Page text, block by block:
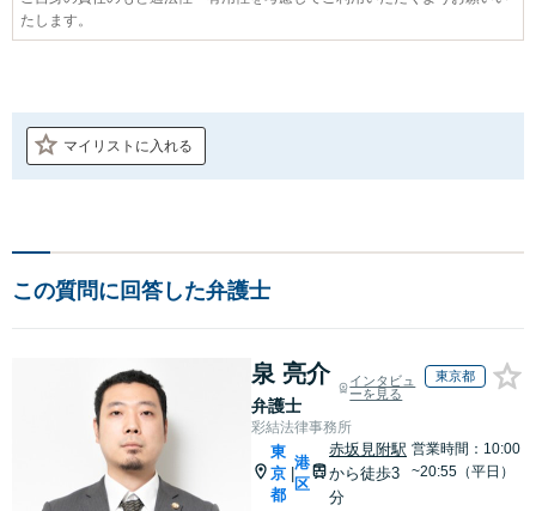
たします。
マイリストに入れる
この質問に回答した弁護士
泉 亮介
弁護士
インタビュ
ーを見る
東京都
彩結法律事務所
東
京
都
港
区
赤坂見附駅
から徒歩3
分
営業時間：10:00
~20:55（平日）